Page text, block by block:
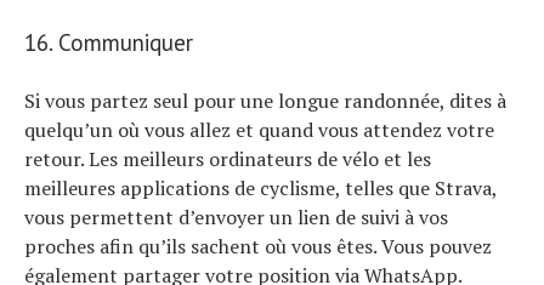
16. Communiquer
Si vous partez seul pour une longue randonnée, dites à
quelqu’un où vous allez et quand vous attendez votre
retour. Les meilleurs ordinateurs de vélo et les
meilleures applications de cyclisme, telles que Strava,
vous permettent d’envoyer un lien de suivi à vos
proches afin qu’ils sachent où vous êtes. Vous pouvez
également partager votre position via WhatsApp.